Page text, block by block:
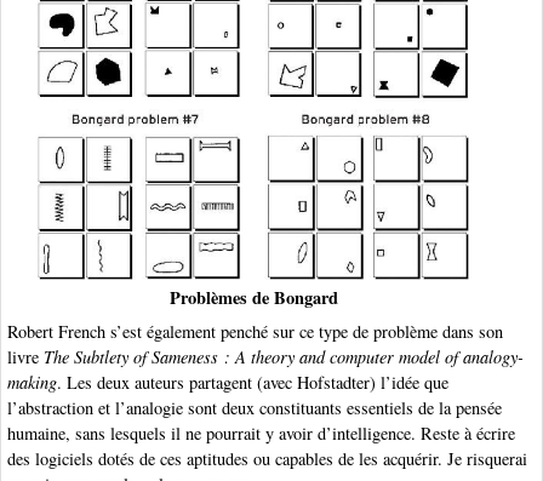
Problèmes de Bongard
Robert French s’est également penché sur ce type de problème dans son
livre The Subtlety of Sameness : A theory and computer model of analogy-
making. Les deux auteurs partagent (avec Hofstadter) l’idée que
l’abstraction et l’analogie sont deux constituants essentiels de la pensée
humaine, sans lesquels il ne pourrait y avoir d’intelligence. Reste à écrire
des logiciels dotés de ces aptitudes ou capables de les acquérir. Je risquerai